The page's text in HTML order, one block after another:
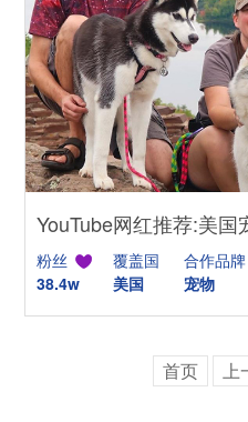
粉丝
38.4w
覆盖国
美国
合作品牌
宠物
首页